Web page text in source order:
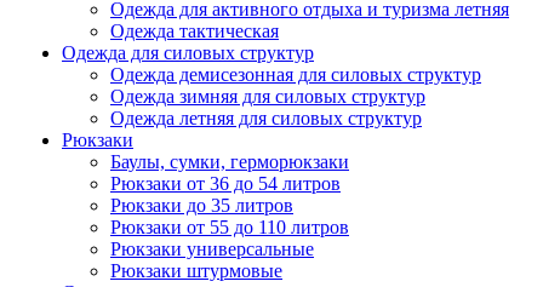
Одежда для активного отдыха и туризма летняя
Одежда тактическая
Одежда для силовых структур
Одежда демисезонная для силовых структур
Одежда зимняя для силовых структур
Одежда летняя для силовых структур
Рюкзаки
Баулы, сумки, герморюкзаки
Рюкзаки от 36 до 54 литров
Рюкзаки до 35 литров
Рюкзаки от 55 до 110 литров
Рюкзаки универсальные
Рюкзаки штурмовые